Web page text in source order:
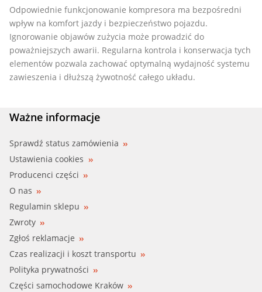
Odpowiednie funkcjonowanie kompresora ma bezpośredni
wpływ na komfort jazdy i bezpieczeństwo pojazdu.
Ignorowanie objawów zużycia może prowadzić do
poważniejszych awarii. Regularna kontrola i konserwacja tych
elementów pozwala zachować optymalną wydajność systemu
zawieszenia i dłuższą żywotność całego układu.
Ważne informacje
Sprawdź status zamówienia
Ustawienia cookies
Producenci części
O nas
Regulamin sklepu
Zwroty
Zgłoś reklamacje
Czas realizacji i koszt transportu
Polityka prywatności
Części samochodowe Kraków